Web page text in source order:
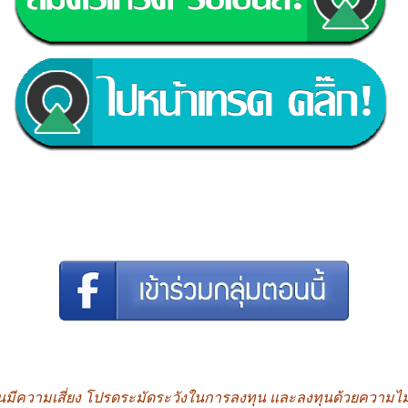
มีความเสี่ยง โปรดระมัดระวังในการลงทุน และลงทุนด้วยความ